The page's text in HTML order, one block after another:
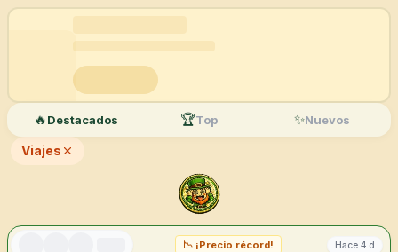
Saltar al contenido
Chollos deViajes
🔥Destacados 🏆Top ✨Nuevos
Viajes
📉 ¡Precio récord! Hace 4 d